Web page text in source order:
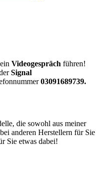
Videogespräch führen!
Signal
03091689739.
die sowohl aus meiner
anderen Herstellern für Sie
Sie etwas dabei!